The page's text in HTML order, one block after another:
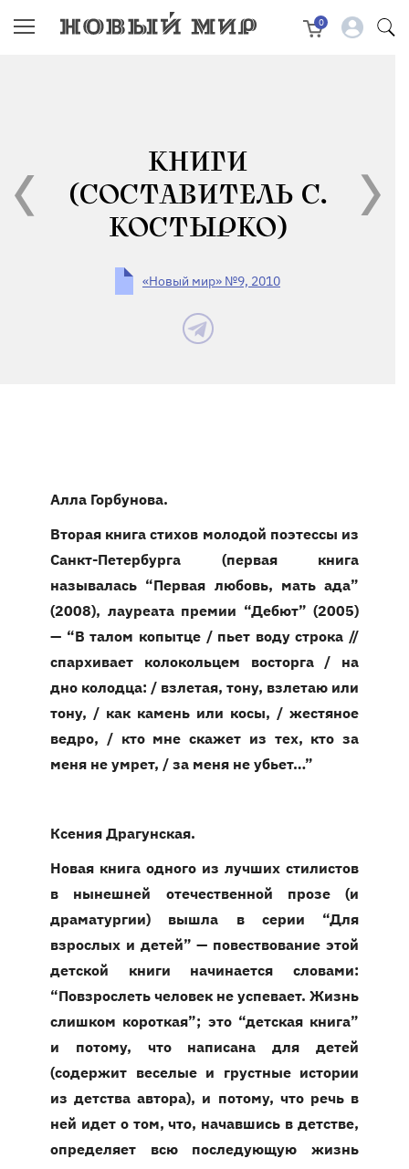
0
КНИГИ
(СОСТАВИТЕЛЬ С.
КОСТЫРКО)
«Новый мир» №9, 2010
Алла Горбунова.
Вторая книга стихов молодой поэтессы из
Санкт-Петербурга (первая книга
называлась “Первая любовь, мать ада”
(2008), лауреата премии “Дебют” (2005)
— “В талом копытце / пьет воду строка //
спархивает колокольцем восторга / на
дно колодца: / взлетая, тону, взлетаю или
тону, / как камень или косы, / жестяное
ведро, / кто мне скажет из тех, кто за
меня не умрет, / за меня не убьет…”
Ксения Драгунская.
Новая книга одного из лучших стилистов
в нынешней отечественной прозе (и
драматургии) вышла в серии “Для
взрослых и детей” — повествование этой
детской книги начинается словами:
“Повзрослеть человек не успевает. Жизнь
слишком короткая”; это “детская книга”
и потому, что написана для детей
(содержит веселые и грустные истории
из детства автора), и потому, что речь в
ней идет о том, что, начавшись в детстве,
определяет всю последующую жизнь